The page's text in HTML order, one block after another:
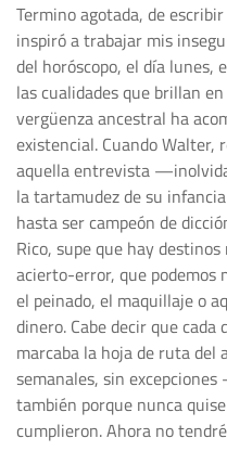
Termino agotada, de
inspiró a trabajar mis
del horóscopo, el día lunes,
las cualidades que brillan
vergüenza ancestral ha
existencial. Cuando Walter,
aquella entrevista
la tartamudez de su
hasta ser campeón de
Rico, supe que hay
acierto-error, que podemos
el peinado, el maquillaje o
dinero. Cabe decir que
marcaba la hoja de ruta del
semanales, sin excepciones
también porque nunca
cumplieron. Ahora no